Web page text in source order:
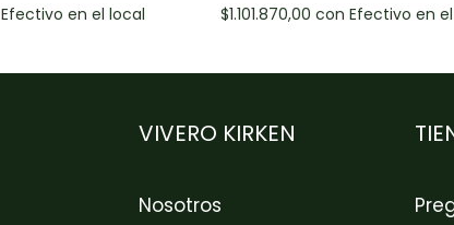
Efectivo en el local $1.101.870,00 con Efectivo en
VIVERO KIRKEN
Nosotros